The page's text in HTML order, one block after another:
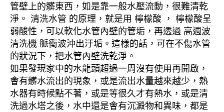
管壁上的髒東西，如是靠一般水壓流動，很難清乾
淨。 清洗水管 的原理，就是用 檸檬酸 ， 檸檬酸呈
弱酸性，可以軟化水管內壁的管垢，再透過 高週波
清洗機 脈衝波沖出汙垢。這樣的話，可在不傷水管
的狀況下，把水管內壁洗乾淨。
如果發現家中的水龍頭超過一周沒有使用再開啟，
會有髒水流出的現象，或是流出水量越來越少，熱
水器有時候點不著，或是等很久才有熱水，或是清
洗過水塔之後，水中還是會有沉澱物和異味，都是